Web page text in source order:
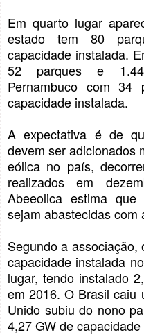
Em quarto lugar
estado tem 80
capacidade instalada.
52 parques e
Pernambuco com
capacidade instalada.
A expectativa é de
devem ser adicionados
eólica no país,
realizados em
Abeeolica estima
sejam abastecidas com
Segundo a
capacidade instalada
lugar, tendo instalado
em 2016. O Brasil caiu
Unido subiu do nono
4,27 GW de